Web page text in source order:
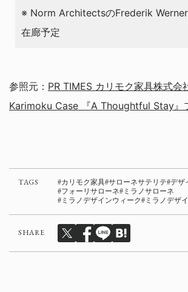
※ Norm ArchitectsのFrederik
在廊予定
参照元： PR TIMES カリモク家具株式会
Karimoku Case 『A Thoughtful Stay』
TAGS カリモク家具 サローネサテリテ デザ
フォーリサローネ
ミラノサローネ
ミラノデザインウィーク
ミラノデザ
SHARE